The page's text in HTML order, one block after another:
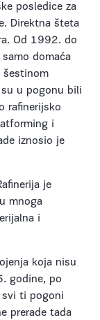
posledice za
Direktna šteta
Od 1992. do
domaća
šestinom
su u pogonu bili
rafinerijsko
i
iznosio je
je
mnoga
i
koja nisu
godine, po
svi ti pogoni
prerade tada